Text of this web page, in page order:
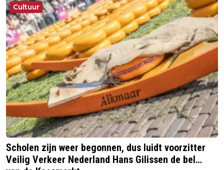
Cultuur
Scholen zijn weer begonnen, dus luidt voorzitter
Veilig Verkeer Nederland Hans Gilissen de bel…